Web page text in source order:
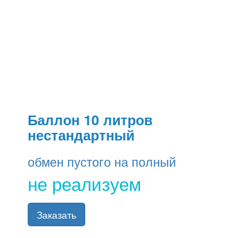
Баллон 10 литров
нестандартный
обмен пустого на полный
не реализуем
Заказать